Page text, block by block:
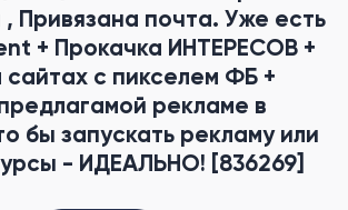
Привязана почта. Уже есть
+ Прокачка ИНТЕРЕСОВ +
с пикселем ФБ +
рекламе в
бы запускать рекламу или
- ИДЕАЛЬНО! [836269]